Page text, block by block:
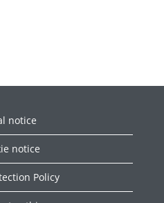
notice
notice
Policy